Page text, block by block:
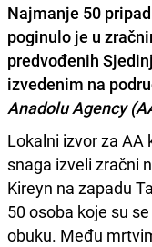
Najmanje 50
poginulo je u
predvođenih
izvedenim na
Anadolu Agency
Lokalni izvor za AA
snaga izveli zračni
Kireyn na zapadu
50 osoba koje su
obuku. Među